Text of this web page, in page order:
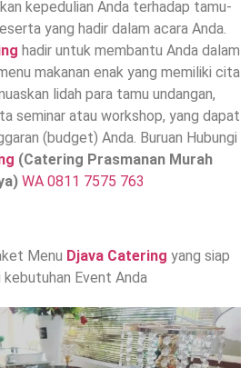
kepedulian Anda terhadap tamu-
yang hadir dalam acara Anda.
hadir untuk membantu Anda dalam
makanan enak yang memiliki cita
lidah para tamu undangan,
seminar atau workshop, yang dapat
(budget) Anda. Buruan Hubungi
(Catering Prasmanan Murah
WA 0811 7575 763
Menu Djava Catering yang siap
kebutuhan Event Anda